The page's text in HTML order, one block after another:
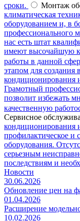
сроки.
Монтаж
климатическая
оборудованием и, в
профессионального
нас есть штат
имеют высочайшую
работы в данной
этапом для
кондиционирования
Грамотный
позволит избежать
качественную
Сервисное
кондиционирования
профилактическое и
оборудования.
серьезным
последствиям и
Новости
30.06.2026
Обновление цен на
01.04.2026
Расширение
10.02.2026